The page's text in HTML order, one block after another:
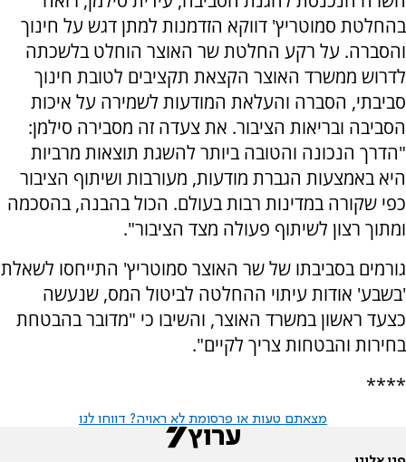
בהחלטת סמוטריץ' דווקא הזדמנות למתן דגש על חינוך
והסברה. על רקע החלטת שר האוצר הוחלט בלשכתה
לדרוש ממשרד האוצר הקצאת תקציבים לטובת חינוך
סביבתי, הסברה והעלאת המודעות לשמירה על איכות
הסביבה ובריאות הציבור. את צעדה זה מסבירה סילמן:
"הדרך הנכונה והטובה ביותר להשגת תוצאות מרביות
היא באמצעות הגברת מודעות, מעורבות ושיתוף הציבור
כפי שקורה במדינות רבות בעולם. הכול בהבנה, בהסכמה
ומתוך רצון לשיתוף פעולה מצד הציבור".
גורמים בסביבתו של שר האוצר סמוטריץ' התייחסו לשאלת
'בשבע' אודות עיתוי ההחלטה לביטול המס, שנעשה
כצעד ראשון במשרד האוצר, והשיבו כי "מדובר בהבטחת
בחירות והבטחות צריך לקיים".
****
מצאתם טעות או פרסומת לא ראויה? דווחו לנו